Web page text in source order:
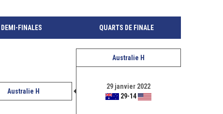
DEMI-FINALES QUARTS DE FINALE
Australie H
29 janvier 2022
29-14
Australie H